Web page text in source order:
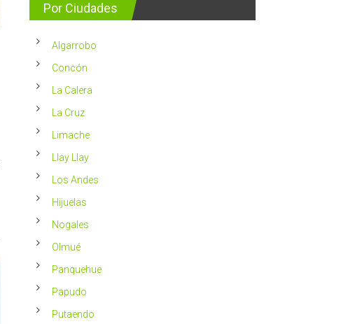
2023
Por Ciudades
Algarrobo
Concón
La Calera
La Cruz
Limache
Llay Llay
Los Andes
Hijuelas
Nogales
Olmué
Panquehue
Papudo
Putaendo